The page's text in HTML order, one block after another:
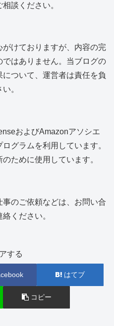
談ください。
けておりますが、内容の完
はありません。当ブログの
ついて、運営者は責任を負
。
およびAmazonアソシエ
グラムを利用しています。
ために使用しています。
のご依頼などは、お問い合
ください。
する
はてブ
コピー